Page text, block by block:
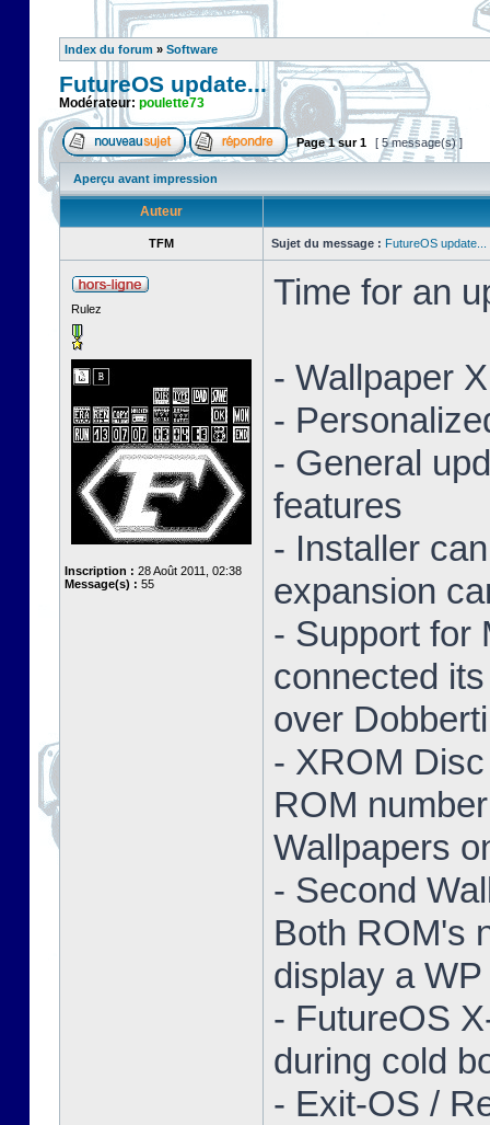
Index du forum » Software
FutureOS update...
Modérateur: poulette73
Page1sur1 [ 5 message(s) ]
Aperçu avant impression
Auteur
TFM Sujet du message : FutureOS update...
Rulez
Inscription : 28 Août 2011, 02:38
Message(s) : 55
Time for an
- Wallpaper
-
- General
features
- Installer
expansion
- Support for
connected
over
- XROM
ROM
Wallpapers
- Second
Both ROM's
display a
- FutureOS
during cold
- Exit-OS /